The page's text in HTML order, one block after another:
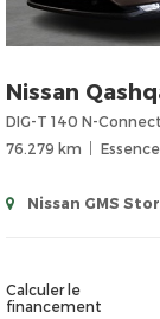
Nissan
DIG-T 140 N-
76.279 km
Essence
Nissan GMS
Calculer le
financement